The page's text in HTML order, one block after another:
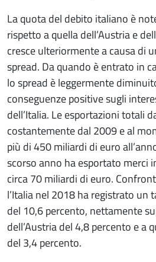
La quota del debito italiano è
rispetto a quella dell’Austria e
cresce ulteriormente a causa di
spread. Da quando è entrato in
lo spread è leggermente
conseguenze positive sugli
dell’Italia. Le esportazioni totali
costantemente dal 2009 e al
più di 450 miliardi di euro
scorso anno ha esportato merci
circa 70 miliardi di euro.
l’Italia nel 2018 ha registrato un
del 10,6 percento, nettamente
dell’Austria del 4,8 percento e a
del 3,4 percento.